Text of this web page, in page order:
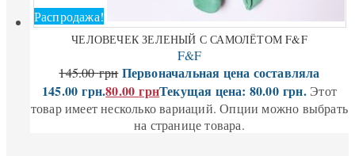
Распродажа!
ЧЕЛОВЕЧЕК ЗЕЛЕНЫЙ С САМОЛЁТОМ F&F
F&F
145.00грн Первоначальная цена составляла
145.00 грн.80.00грнТекущая цена: 80.00 грн. Этот
товар имеет несколько вариаций. Опции можно выбрать
на странице товара.